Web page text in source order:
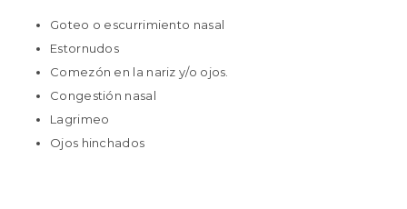
Goteo o escurrimiento nasal
Estornudos
Comezón en la nariz y/o ojos.
Congestión nasal
Lagrimeo
Ojos hinchados